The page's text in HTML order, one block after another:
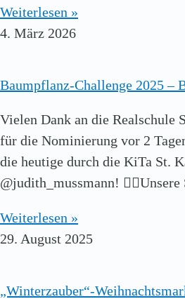
Weiterlesen »
4. März 2026
Baumpflanz-Challenge 2025 –
Vielen Dank an die Realschule
für die Nominierung vor 2
die heutige durch die KiTa St.
@judith_mussmann!
Weiterlesen »
29. August 2025
„Winterzauber“-